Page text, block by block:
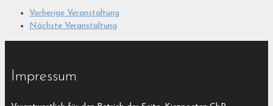
Vorherige Veranstaltung
Nächste Veranstaltung
Impressum